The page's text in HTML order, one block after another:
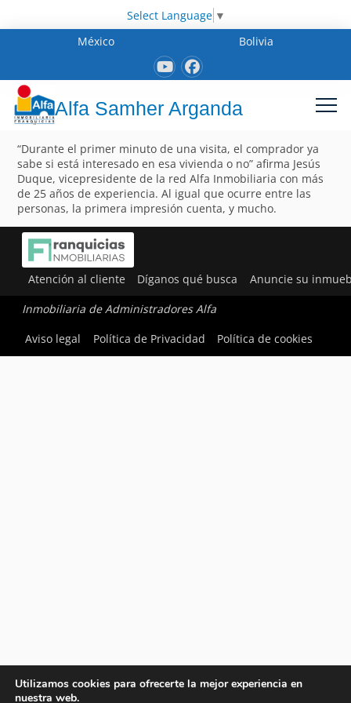
Select Language ▼
México
Bolivia
Alfa Samher Arganda
“Durante el primer minuto de una visita, el comprador ya
sabe si está interesado en esa vivienda o no” afirma Jesús
Duque, vicepresidente de la red Alfa Inmobiliaria con más
de 25 años de experiencia. Al igual que ocurre entre las
personas, la primera impresión cuenta, y mucho.
Atención al cliente Díganos qué busca Anuncie su
Inmobiliaria de Administradores Alfa
Aviso legal
Política de Privacidad Política de cookies
Utilizamos cookies para ofrecerte la mejor experiencia en
nuestra web.